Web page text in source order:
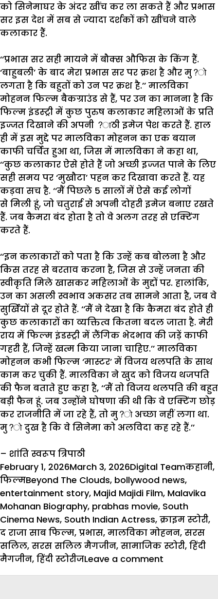
को सिनेमाघर के अंदर खींच कर ला सकते हैं और प्रभास
सर इस देश में सब से ज्यादा दर्शकों को खींचने वाले
कलाकार हैं.
‘‘प्रभास सर सही मायने में बौक्स औफिस के किंग हैं.
‘बाहुबली’ के बाद मेरा प्रभास सर पर क्रश है और मु?
लगता है कि बहुतों को उन पर क्रश है.’’ मालविका
मोहनन फिल्म बैकग्राउंड से हैं, पर उन का मानना है कि
फिल्म इंडस्ट्री में कुछ पुरुष कलाकार महिलाओं के प्रति
इज्जत दिखाने की अपनी ?ाठी इमेज पेश करते हैं. हाल
ही में इस मुद्दे पर मालविका मोहनन का एक बयान
काफी चर्चित हुआ था, जिस में मालविका ने कहा था,
‘‘कुछ कलाकार ऐसे होते हैं जो अच्छी इज्जत पाने के लिए
सही समय पर ‘मुखौटा’ पहन कर दिखावा करते हैं. यह
कड़वा सच है. ‘‘मैं पिछले 5 सालों में ऐसे कई लोगों
से मिली हूं, जो चतुराई से अपनी दोहरी इमेज बनाए रखते
हैं. जब कैमरा बंद होता है तो वे अलग तरह से एक्टिंग
करते हैं.
‘‘इन कलाकारों को पता है कि उन्हें कब बोलना है और
किस तरह से बरताव करना है, जिस से उन्हें जनता की
स्वीकृति मिले खासकर महिलाओं के मुद्दों पर. हालांकि,
उन का असली स्वभाव अकसर तब सामने आता है, जब वे
सुर्खियों से दूर होते हैं. ‘‘मैं ने देखा है कि कैमरा बंद होते ही
कुछ कलाकारों का व्यक्तित्व कितना बदल जाता है. मेरी
राय में फिल्म इंडस्ट्री में लैंगिक भेदभाव की जड़ें काफी
गहरी हैं, जिन्हें खत्म किया जाना चाहिए.’’ मालविका
मोहनन कभी फिल्म ‘मास्टर’ में विजय थलपति के साथ
काम कर चुकी हैं. मालविका ने खुद को विजय थजपति
की फैन बताते हुए कहा है, ‘‘मैं तो विजय थलपति की बहुत
बड़ी फैन हूं. जब उन्होंने घोषणा की थी कि वे एक्टिंग छोड़
कर राजनीति में जा रहे हैं, तो मु? अच्छा नहीं लगा था.
मु? दुख है कि वे सिनेमा को अलविदा कह रहे हैं.’’
– शांति स्वरूप त्रिपाठी
Posted
on
February 1, 2026March 3, 2026Author
Digital Teamकहानी,
फिल्मTags
Beyond The Clouds, bollywood news,
entertainment story, Majid Majidi Film, Malavika
Mohanan Biography, prabhas movie, South
Cinema News, South Indian Actress, क्राइम स्टोरी,
द राजा साब फिल्म, प्रभास, मालविका मोहनन, सरस
सलिल, सरस सलिल मैगजीन, सामाजिक स्टोरी, हिंदी
मैगजीन, हिंदी स्टोरीजLeave a comment